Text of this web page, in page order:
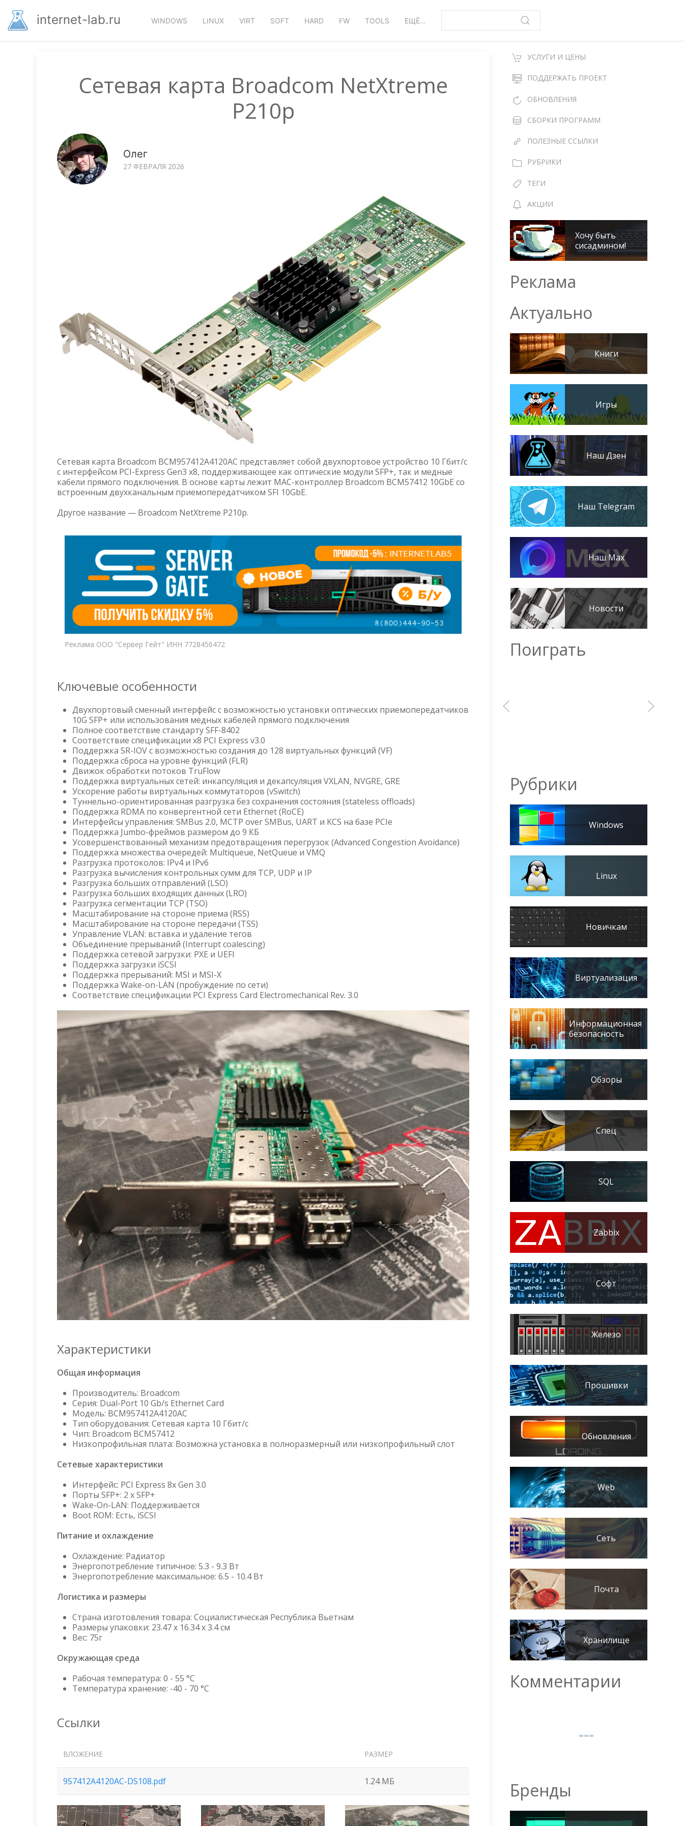
основномуinternet-lab.ru WINDOWS LINUX VIRT SOFT HARD FW TOOLS ЕЩЁ…
Сетевая карта Broadcom NetXtreme
P210p
Олег
27 ФЕВРАЛЯ 2026
Сетевая карта Broadcom BCM957412A4120AC представляет собой двухпортовое устройство 10 Гбит/с
с интерфейсом PCI-Express Gen3 x8, поддерживающее как оптические модули SFP+, так и медные
кабели прямого подключения. В основе карты лежит MAC-контроллер Broadcom BCM57412 10GbE со
встроенным двухканальным приемопередатчиком SFI 10GbE.
Другое название — Broadcom NetXtreme P210p.
Реклама ООО "Сервер Гейт" ИНН 7728456472
Ключевые особенности
Двухпортовый сменный интерфейс с возможностью установки оптических приемопередатчиков
10G SFP+ или использования медных кабелей прямого подключения
Полное соответствие стандарту SFF-8402
Соответствие спецификации x8 PCI Express v3.0
Поддержка SR-IOV с возможностью создания до 128 виртуальных функций (VF)
Поддержка сброса на уровне функций (FLR)
Движок обработки потоков TruFlow
Поддержка виртуальных сетей: инкапсуляция и декапсуляция VXLAN, NVGRE, GRE
Ускорение работы виртуальных коммутаторов (vSwitch)
Туннельно-ориентированная разгрузка без сохранения состояния (stateless offloads)
Поддержка RDMA по конвергентной сети Ethernet (RoCE)
Интерфейсы управления: SMBus 2.0, MCTP over SMBus, UART и KCS на базе PCIe
Поддержка Jumbo-фреймов размером до 9 КБ
Усовершенствованный механизм предотвращения перегрузок (Advanced Congestion Avoidance)
Поддержка множества очередей: Multiqueue, NetQueue и VMQ
Разгрузка протоколов: IPv4 и IPv6
Разгрузка вычисления контрольных сумм для TCP, UDP и IP
Разгрузка больших отправлений (LSO)
Разгрузка больших входящих данных (LRO)
Разгрузка сегментации TCP (TSO)
Масштабирование на стороне приема (RSS)
Масштабирование на стороне передачи (TSS)
Управление VLAN: вставка и удаление тегов
Объединение прерываний (Interrupt coalescing)
Поддержка сетевой загрузки: PXE и UEFI
Поддержка загрузки iSCSI
Поддержка прерываний: MSI и MSI-X
Поддержка Wake-on-LAN (пробуждение по сети)
Соответствие спецификации PCI Express Card Electromechanical Rev. 3.0
Характеристики
Общая информация
Производитель: Broadcom
Серия: Dual-Port 10 Gb/s Ethernet Card
Модель: BCM957412A4120AC
Тип оборудования: Сетевая карта 10 Гбит/с
Чип: Broadcom BCM57412
Низкопрофильная плата: Возможна установка в полноразмерный или низкопрофильный слот
Сетевые характеристики
Интерфейс: PCI Express 8x Gen 3.0
Порты SFP+: 2 x SFP+
Wake-On-LAN: Поддерживается
Boot ROM: Есть, iSCSI
Питание и охлаждение
Охлаждение: Радиатор
Энергопотребление типичное: 5.3 - 9.3 Вт
Энергопотребление максимальное: 6.5 - 10.4 Вт
Логистика и размеры
Страна изготовления товара: Социалистическая Республика Вьетнам
Размеры упаковки: 23.47 x 16.34 x 3.4 см
Вес: 75г
Окружающая среда
Рабочая температура: 0 - 55 °C
Температура хранение: -40 - 70 °C
Ссылки
ВЛОЖЕНИЕ РАЗМЕР
957412A4120AC-DS108.pdf 1.24 МБ
УСЛУГИ И ЦЕНЫ
ПОДДЕРЖАТЬ ПРОЕКТ
ОБНОВЛЕНИЯ
СБОРКИ ПРОГРАММ
ПОЛЕЗНЫЕ ССЫЛКИ
РУБРИКИ
ТЕГИ
АКЦИИ
Хочу быть
сисадмином!
Реклама
Актуально
Книги
Игры
Наш Дзен
Наш Telegram
Наш Max
Новости
Поиграть
Рубрики
Windows
Linux
Новичкам
Виртуализация
Информационная
безопасность
Обзоры
Спец
SQL
Zabbix
Софт
Железо
Прошивки
Обновления
Web
Сеть
Почта
Хранилище
Комментарии
Бренды